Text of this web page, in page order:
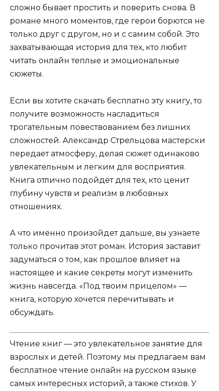
сложно бывает простить и поверить снова. В
романе много моментов, где герои борются не
только друг с другом, но и с самим собой. Это
захватывающая история для тех, кто любит
читать онлайн теплые и эмоциональные
сюжеты.
Если вы хотите скачать бесплатно эту книгу, то
получите возможность насладиться
трогательным повествованием без лишних
сложностей. Александр Стрельцова мастерски
передает атмосферу, делая сюжет одинаково
увлекательным и легким для восприятия.
Книга отлично подойдёт для тех, кто ценит
глубину чувств и реализм в любовных
отношениях.
А что именно произойдет дальше, вы узнаете
только прочитав этот роман. История заставит
задуматься о том, как прошлое влияет на
настоящее и какие секреты могут изменить
жизнь навсегда. «Под твоим прицелом» —
книга, которую хочется перечитывать и
обсуждать.
Чтение книг — это увлекательное занятие для
взрослых и детей. Поэтому мы предлагаем вам
бесплатное чтение онлайн на русском языке
самых интересных историй, а также стихов. У